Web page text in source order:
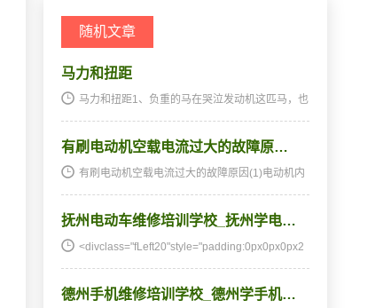
随机文章
马力和扭距
马力和扭距1、负重的马在哭泣发动机这匹马，也
及骑手高速奔跑，所发这马是很可怜的。不管马
有刷电动机空载电流过大的故障原…
有刷电动机空载电流过大的故障原因(1)电动机内
电动机的换向片上积炭较为严重，导致局部换向
抚州电动车维修培训学校_抚州学电…
<divclass="fLeft20"style="padding:0px0px0px2
德州手机维修培训学校_德州学手机…